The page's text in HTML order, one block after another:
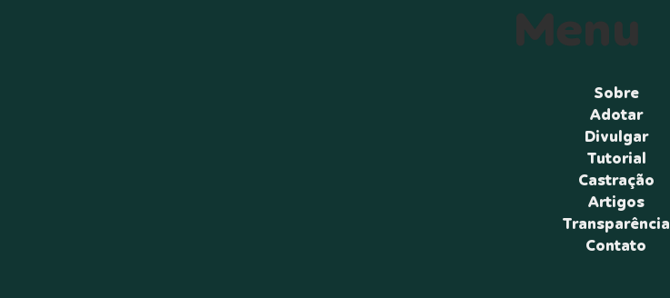
Sobre
Adotar
Divulgar
Tutorial
Castração
Artigos
Transparência
Contato
Menu